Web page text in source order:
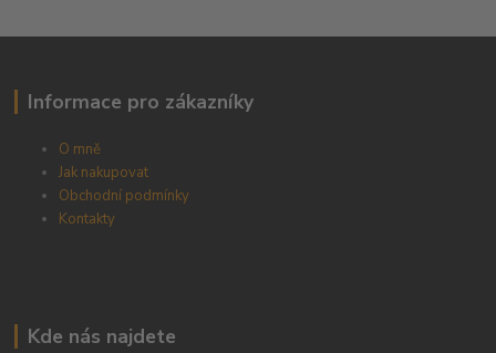
Informace pro zákazníky
O mně
Jak nakupovat
Obchodní podmínky
Kontakty
Kde nás najdete